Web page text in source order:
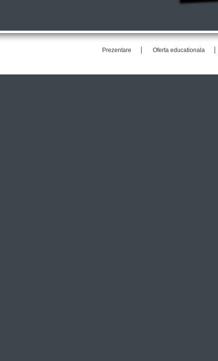
Prezentare Oferta educationala